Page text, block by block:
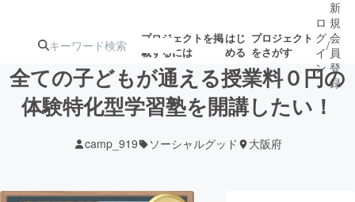
プロジェクトを掲
載するには
はじ
める
プロジェクト
をさがす
ターン
ジェクト
募集終了が近いプ
ロジェクト
ロ
グ
イ
ン
/
新
規
会
員
登
録
全ての子どもが通える授業料０円の
体験特化型学習塾を開講したい！
camp_919 ソーシャルグッド 大阪府